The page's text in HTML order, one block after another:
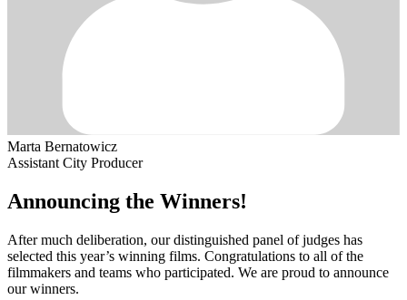
Marta Bernatowicz
Assistant City Producer
Announcing the Winners!
After much deliberation, our distinguished panel of judges has
selected this year’s winning films. Congratulations to all of the
filmmakers and teams who participated. We are proud to announce
our winners.